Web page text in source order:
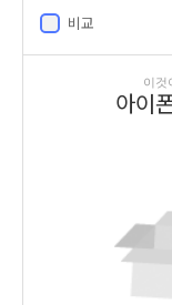
비교
이것
아이